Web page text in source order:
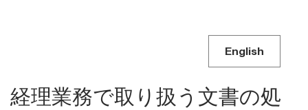
English
経理業務で取り扱う文書の処